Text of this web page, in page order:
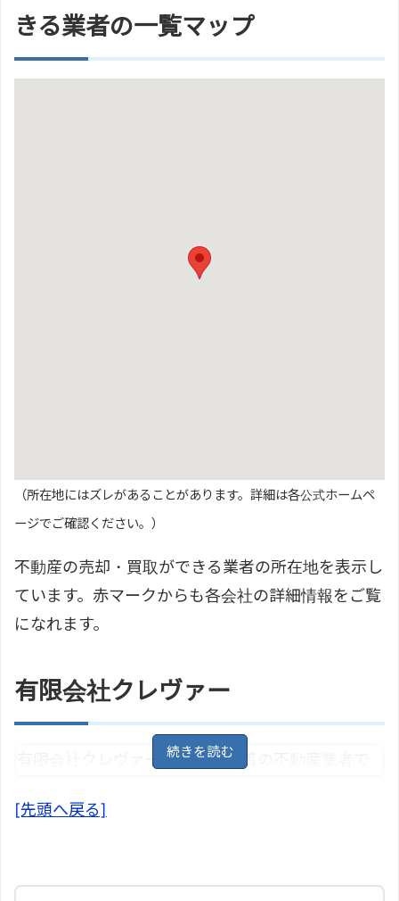
きる業者の一覧マップ
（所在地にはズレがあることがあります。詳細は各公式ホームペ
ージでご確認ください。）
不動産の売却・買取ができる業者の所在地を表示し
ています。赤マークからも各会社の詳細情報をご覧
になれます。
有限会社クレヴァー
有限会社クレヴァーは、地域密着の不動産業者で
対応しています。
[先頭へ戻る]